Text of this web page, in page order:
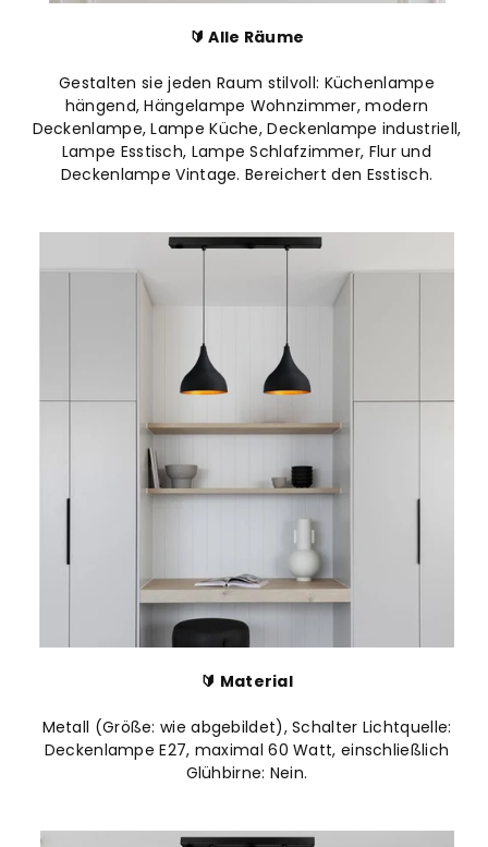
🔰 Alle Räume
Gestalten sie jeden Raum stilvoll: Küchenlampe
hängend, Hängelampe Wohnzimmer, modern
Deckenlampe, Lampe Küche, Deckenlampe industriell,
Lampe Esstisch, Lampe Schlafzimmer, Flur und
Deckenlampe Vintage. Bereichert den Esstisch.
🔰 Material
Metall (Größe: wie abgebildet), Schalter Lichtquelle:
Deckenlampe E27, maximal 60 Watt, einschließlich
Glühbirne: Nein.